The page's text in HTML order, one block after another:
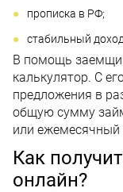
прописка в РФ;
стабильный доход.
В помощь
калькулятор. С
предложения в
общую сумму
или ежемесячный
Как
онлайн?